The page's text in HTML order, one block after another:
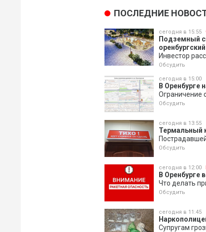
ПОСЛЕДНИЕ
сегодня в 15:55
Подземный
Инвестор
Обсудить
сегодня в 15:00
В Оренбурге
Ограничение
Обсудить
сегодня в 13:55
Термальный
Обсудить
сегодня в 12:00
В Оренбурге
Что делать
Обсудить
сегодня в 11:45
Супругам